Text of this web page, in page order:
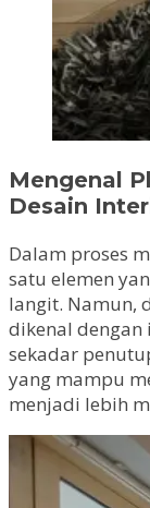
Mengenal
Desain
Dalam proses
satu elemen
langit. Namun,
dikenal dengan
sekadar
yang mampu
menjadi lebih